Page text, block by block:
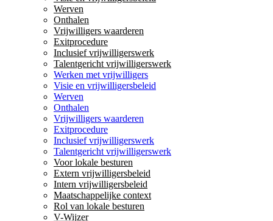
Werven
Onthalen
Vrijwilligers waarderen
Exitprocedure
Inclusief vrijwilligerswerk
Talentgericht vrijwilligerswerk
Werken met vrijwilligers
Visie en vrijwilligersbeleid
Werven
Onthalen
Vrijwilligers waarderen
Exitprocedure
Inclusief vrijwilligerswerk
Talentgericht vrijwilligerswerk
Voor lokale besturen
Extern vrijwilligersbeleid
Intern vrijwilligersbeleid
Maatschappelijke context
Rol van lokale besturen
V-Wijzer